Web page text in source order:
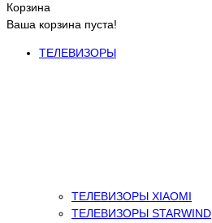
Корзина
Ваша корзина пуста!
ТЕЛЕВИЗОРЫ
ТЕЛЕВИЗОРЫ XIAOMI
ТЕЛЕВИЗОРЫ STARWIND